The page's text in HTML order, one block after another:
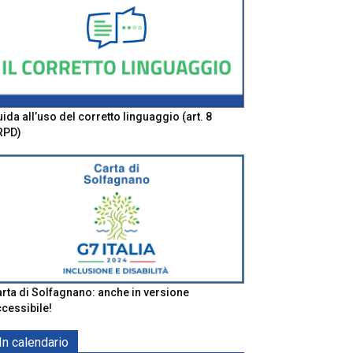
all’uso del corretto linguaggio (art. 8
di Solfagnano: anche in versione
In calendario